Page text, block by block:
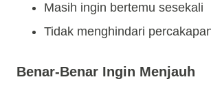
Masih ingin bertemu sesekali
Tidak menghindari
Benar-Benar Ingin Menjauh